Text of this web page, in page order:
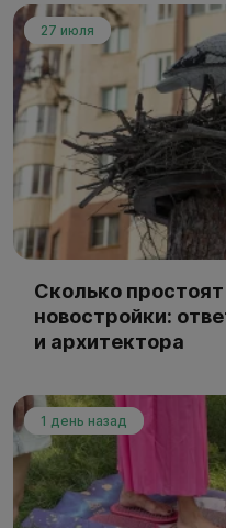
27 июля
Сколько
новостройки:
и архитектора
1 день назад